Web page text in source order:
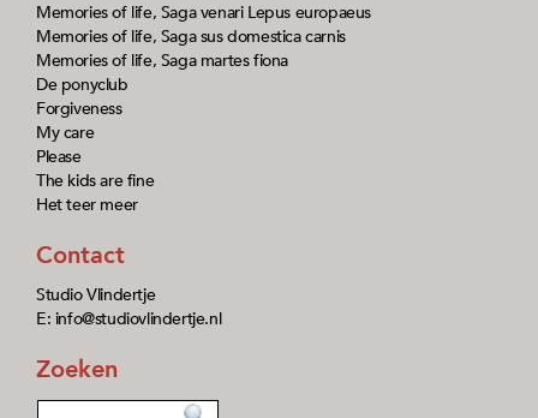
Memories of life, Saga venari Lepus europaeus
Memories of life, Saga sus domestica carnis
Memories of life, Saga martes fiona
De ponyclub
Forgiveness
My care
Please
The kids are fine
Het teer meer
Contact
Studio Vlindertje
E: info@studiovlindertje.nl
Zoeken